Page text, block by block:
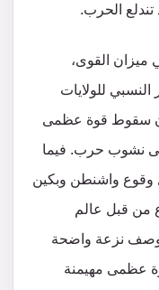
الحرب.
ميزان القوى،
للولايات
أن سقوط قوة عظمى
نشوب حرب. فيما
وقوع واشنطن وبكين
من قبل عالم
لوصف نزعة واضحة
عظمى مهيمنة